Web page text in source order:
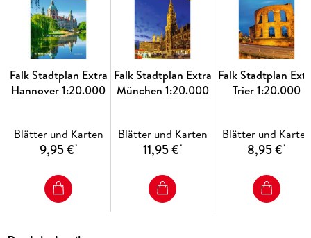
Detailgenauer Stadtplan im Maßstab: 1:22. 500
Zusätzlich:Große Umgebungskarteim Maßstab 1:150. 000
auf der Rückseite
Straßenverzeichnis mit Suchgitter, Postleitzahlen, wichtige
Touristeninformationen
Detailinformationen zum Innenstadtbereichzu Themen
wie Geschichte, Freizeit, Sehenswertes, Kunst&Kultur
Übersichten zum öffentlichenNahverkehrsnetz
Wichtige Telefonnummern und Adressen im Registerheft
Falk Stadtplan Extra
Hannover 1:20.000
Blätter und Karten
9,95 €*
Falk Stadtplan Extra
München 1:20.000
Blätter und Karten
11,95 €*
Falk Stadtplan
Trier 1:20.000
Blätter und Karten
8,95 €*